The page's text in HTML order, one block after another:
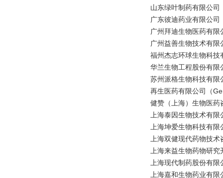
山东绿叶制药有限公司
广东彼迪药业有限公司
广州拜迪生物医药有限
广州益善生物技术有限
福州杰志环球生物科技
华兰生物工程股份有限
苏州派格生物科技有限
再生医药有限公司（
健赞（上海）生物医药
上海泰因生物技术有限
上海坤爱生物科技有限
上海双健现代药物技术
上海来益生物药物研究开
上海现代制药股份有限
上海嘉和生物药业有限